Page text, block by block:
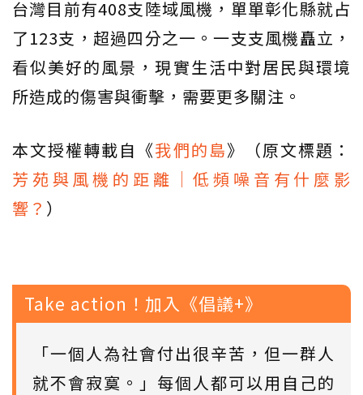
台灣目前有408支陸域風機，單單彰化縣就占
了123支，超過四分之一。一支支風機矗立，
看似美好的風景，現實生活中對居民與環境
所造成的傷害與衝擊，需要更多關注。
本文授權轉載自《我們的島》（原文標題：
芳苑與風機的距離｜低頻噪音有什麼影
響？ ）
Take action！加入《倡議+》
「一個人為社會付出很辛苦，但一群人
就不會寂寞。」每個人都可以用自己的